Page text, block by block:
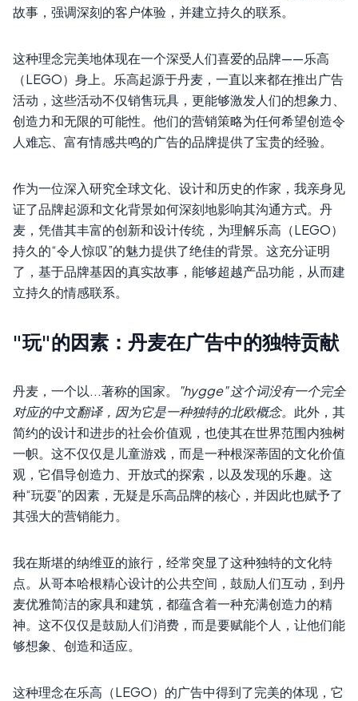
故事，强调深刻的客户体验，并建立持久的联系。
这种理念完美地体现在一个深受人们喜爱的品牌——乐高
（LEGO）身上。乐高起源于丹麦，一直以来都在推出广告
活动，这些活动不仅销售玩具，更能够激发人们的想象力、
创造力和无限的可能性。他们的营销策略为任何希望创造令
人难忘、富有情感共鸣的广告的品牌提供了宝贵的经验。
作为一位深入研究全球文化、设计和历史的作家，我亲身见
证了品牌起源和文化背景如何深刻地影响其沟通方式。丹
麦，凭借其丰富的创新和设计传统，为理解乐高（LEGO）
持久的“令人惊叹”的魅力提供了绝佳的背景。这充分证明
了，基于品牌基因的真实故事，能够超越产品功能，从而建
立持久的情感联系。
"玩"的因素：丹麦在广告中的独特贡献
丹麦，一个以...著称的国家。
"hygge" 这个词没有一个完全
对应的中文翻译，因为它是一种独特的北欧概念。 此外，其
简约的设计和进步的社会价值观，也使其在世界范围内独树
一帜。这不仅仅是儿童游戏，而是一种根深蒂固的文化价值
观，它倡导创造力、开放式的探索，以及发现的乐趣。这
种“玩耍”的因素，无疑是乐高品牌的核心，并因此也赋予了
其强大的营销能力。
我在斯堪的纳维亚的旅行，经常突显了这种独特的文化特
点。从哥本哈根精心设计的公共空间，鼓励人们互动，到丹
麦优雅简洁的家具和建筑，都蕴含着一种充满创造力的精
神。这不仅仅是鼓励人们消费，而是要赋能个人，让他们能
够想象、创造和适应。
这种理念在乐高（LEGO）的广告中得到了完美的体现，它